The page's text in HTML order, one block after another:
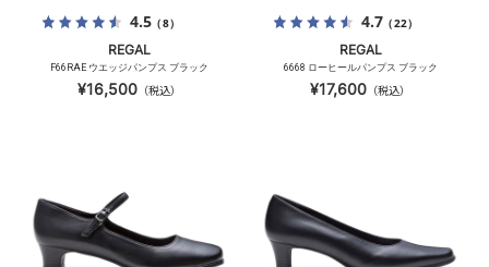
4.5（8）
REGAL
F66RAE ウエッジパンプス ブラック
¥16,500（税込）
4.7（22）
REGAL
6668 ローヒールパンプス ブラック
¥17,600 （税込）